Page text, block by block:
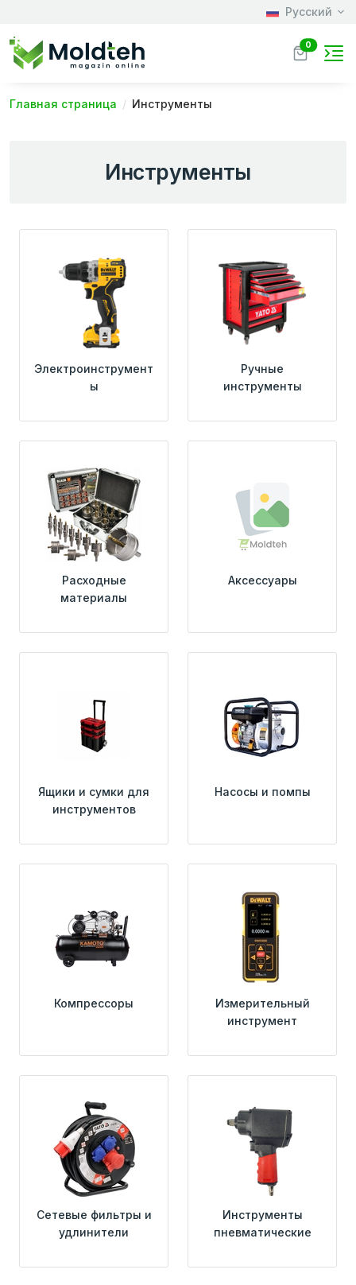
Русский
0
Главная страница Инструменты
Инструменты
Электроинструмент
ы
Ручные
инструменты
Расходные
материалы
Аксессуары
Ящики и сумки для
инструментов
Насосы и помпы
Компрессоры
Измерительный
инструмент
Сетевые фильтры и
удлинители
Инструменты
пневматические